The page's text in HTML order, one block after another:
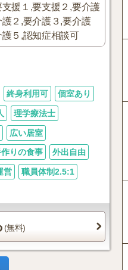
支援１,要支援２,要介護
護２,要介護３,要介護
護５,認知症相談可
終身利用可 個室あり
理学療法士
広い居室
りの食事 外出自由
営 職員体制2.5:1
(無料)